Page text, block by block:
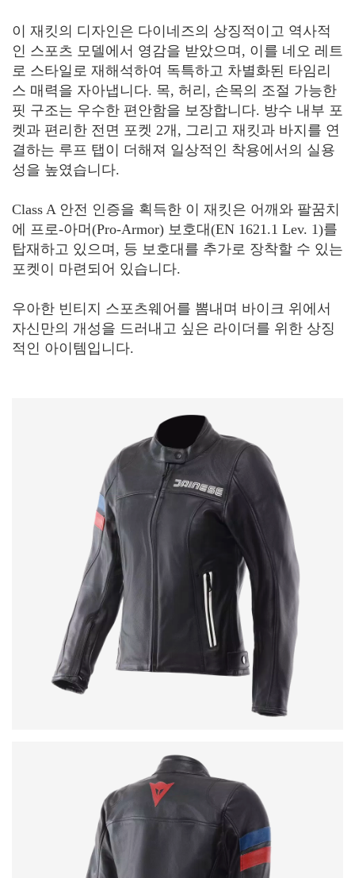
이 재킷의 디자인은 다이네즈의 상징적이고 역사적
인 스포츠 모델에서 영감을 받았으며, 이를 네오 레트
로 스타일로 재해석하여 독특하고 차별화된 타임리
스 매력을 자아냅니다. 목, 허리, 손목의 조절 가능한
핏 구조는 우수한 편안함을 보장합니다. 방수 내부 포
켓과 편리한 전면 포켓 2개, 그리고 재킷과 바지를 연
결하는 루프 탭이 더해져 일상적인 착용에서의 실용
성을 높였습니다.
Class A 안전 인증을 획득한 이 재킷은 어깨와 팔꿈치
에 프로-아머(Pro-Armor) 보호대(EN 1621.1 Lev. 1)를
탑재하고 있으며, 등 보호대를 추가로 장착할 수 있는
포켓이 마련되어 있습니다.
우아한 빈티지 스포츠웨어를 뽐내며 바이크 위에서
자신만의 개성을 드러내고 싶은 라이더를 위한 상징
적인 아이템입니다.